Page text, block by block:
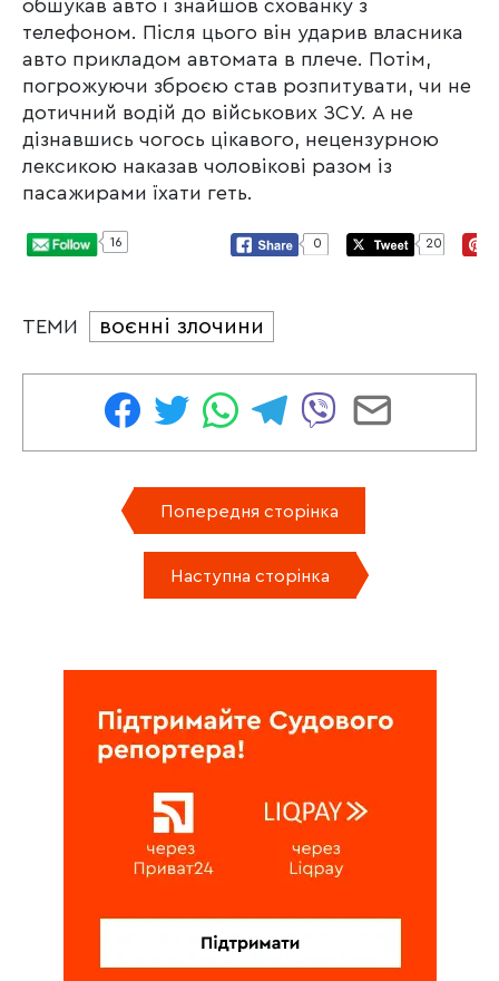
обшукав авто і знайшов схованку з
телефоном. Після цього він ударив власника
авто прикладом автомата в плече. Потім,
погрожуючи зброєю став розпитувати, чи не
дотичний водій до військових ЗСУ. А не
дізнавшись чогось цікавого, нецензурною
лексикою наказав чоловікові разом із
пасажирами їхати геть.
16 0 20
ТЕМИ воєнні злочини
Попередня сторінка
Наступна сторінка